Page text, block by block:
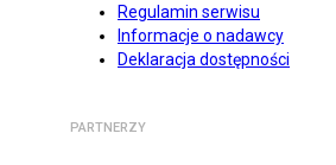
Regulamin serwisu
Informacje o nadawcy
Deklaracja dostępności
PARTNERZY